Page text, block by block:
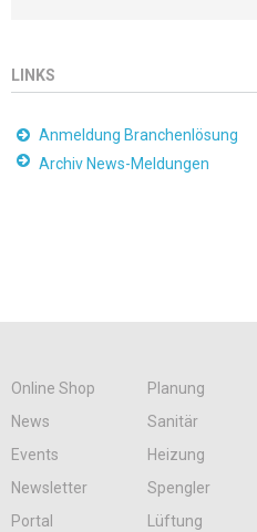
LINKS
Anmeldung Branchenlösung
Archiv News-Meldungen
Online Shop
Planung
News
Sanitär
Events
Heizung
Newsletter
Spengler
Portal
Lüftung